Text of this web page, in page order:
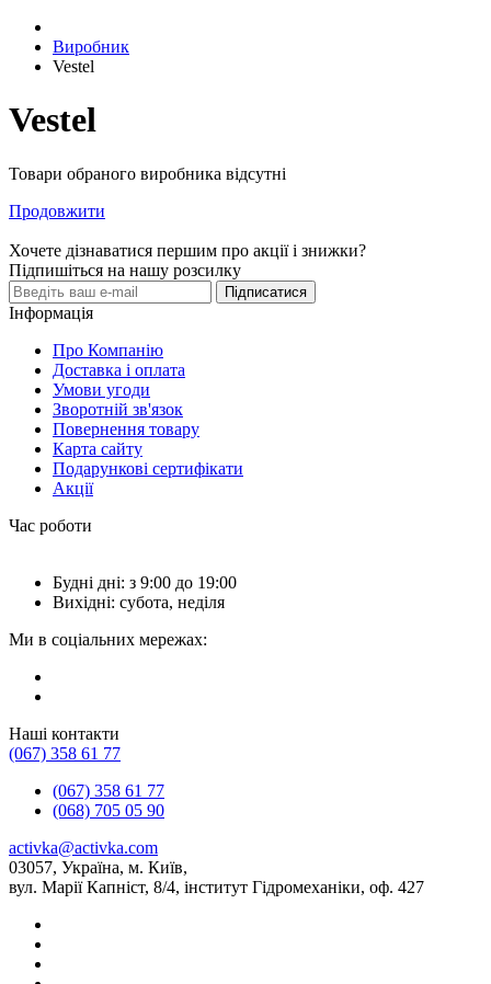
Виробник
Vestel
Vestel
Товари обраного виробника відсутні
Продовжити
Хочете дізнаватися першим про акції і знижки?
Підпишіться на нашу розсилку
Підписатися
Інформація
Про Компанію
Доставка і оплата
Умови угоди
Зворотній зв'язок
Повернення товару
Карта сайту
Подарункові сертифікати
Акції
Час роботи
Будні дні: з 9:00 до 19:00
Вихідні: субота, неділя
Ми в соціальних мережах:
Наші контакти
(067) 358 61 77
(067) 358 61 77
(068) 705 05 90
activka@activka.com
03057, Україна, м. Київ,
вул. Марії Капніст, 8/4, інститут Гідромеханіки, оф. 427